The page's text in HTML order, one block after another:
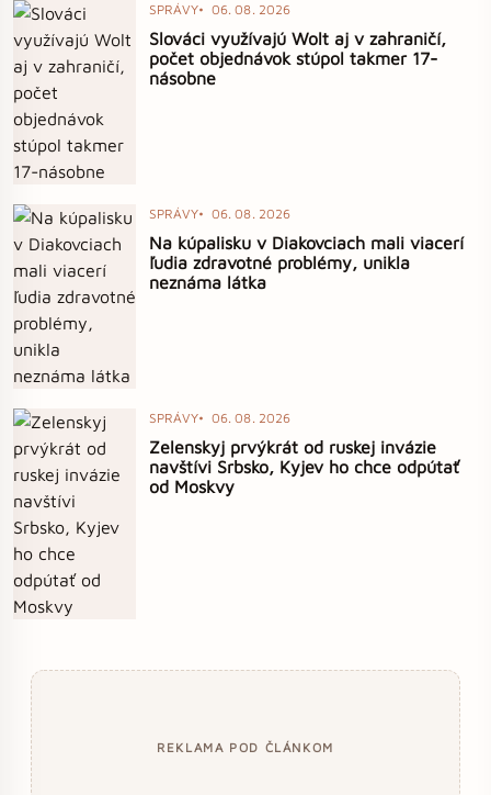
SPRÁVY 06. 08. 2026
Slováci využívajú Wolt aj v zahraničí,
počet objednávok stúpol takmer 17-
násobne
SPRÁVY 06. 08. 2026
Na kúpalisku v Diakovciach mali viacerí
ľudia zdravotné problémy, unikla
neznáma látka
SPRÁVY 06. 08. 2026
Zelenskyj prvýkrát od ruskej invázie
navštívi Srbsko, Kyjev ho chce odpútať
od Moskvy
REKLAMA POD ČLÁNKOM